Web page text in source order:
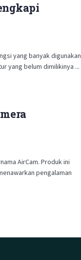
yang banyak digunakan
yang belum dimilikinya ...
AirCam. Produk ini
pengalaman